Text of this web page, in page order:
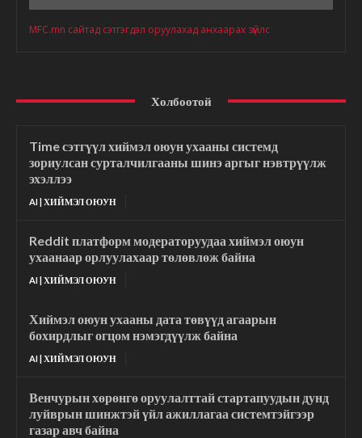
MFC.mn сайтад сэтгэгдэл оруулахад анхаарах зүйлс
Холбоотой
Time сэтгүүл хиймэл оюун ухааны системд
зориулсан сурталчилгааны шинэ аргыг нэвтрүүлж
эхэллээ
AI | ХИЙМЭЛ ОЮУН
Reddit платформ модераторуудаа хиймэл оюун
ухаанаар орлуулахаар төлөвлөж байна
AI | ХИЙМЭЛ ОЮУН
Хиймэл оюун ухааны дата төвүүд агаарын
бохирдлыг огцом нэмэгдүүлж байна
AI | ХИЙМЭЛ ОЮУН
Венчурын хөрөнгө оруулалттай стартапуудын дунд
луйврын шинжтэй үйл ажиллагаа системтэйгээр
газар авч байна